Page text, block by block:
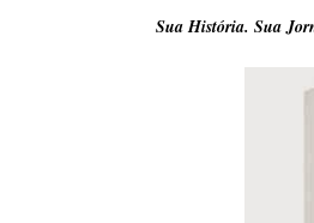
Sua História. Sua